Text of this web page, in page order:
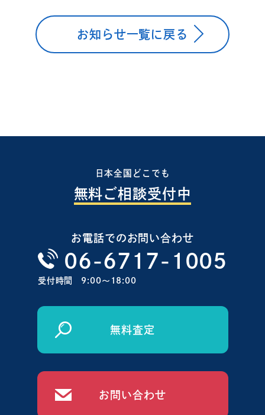
お知らせ一覧に戻る
日本全国どこでも
無料ご相談受付中
お電話でのお問い合わせ
06-6717-1005
受付時間 9:00〜18:00
無料査定
お問い合わせ